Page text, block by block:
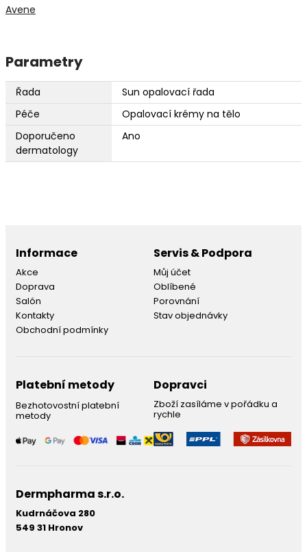
Avene
Parametry
Řada
Sun opalovací řada
Péče
Opalovací krémy na tělo
Doporučeno
dermatology
Ano
Informace
Akce
Doprava
Salón
Kontakty
Obchodní podmínky
Servis & Podpora
Můj účet
Oblíbené
Porovnání
Stav objednávky
Platební metody
Bezhotovostní platební
metody
Dopravci
Zboží zasíláme v pořádku a
rychle
Dermpharma s.r.o.
Kudrnáčova 280
549 31 Hronov